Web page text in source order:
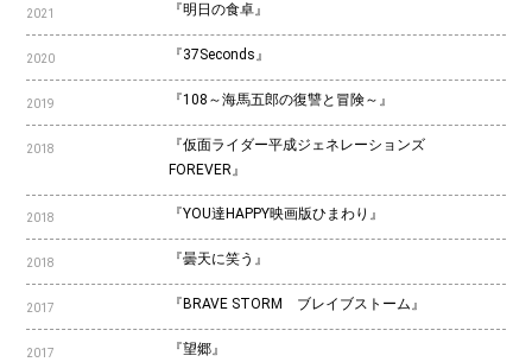
2021 『明日の食卓』
2020 『37Seconds』
2019 『108～海馬五郎の復讐と冒険～』
2018
『仮面ライダー平成ジェネレーションズ
FOREVER』
2018 『YOU達HAPPY映画版ひまわり』
2018 『曇天に笑う』
2017 『BRAVE STORM ブレイブストーム』
2017 『望郷』